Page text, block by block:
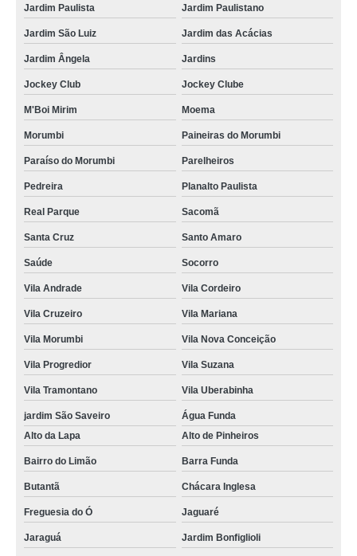
Jardim Paulista Jardim Paulistano
Jardim São Luiz Jardim das Acácias
Jardim Ângela Jardins
Jockey Club Jockey Clube
M'Boi Mirim Moema
Morumbi Paineiras do Morumbi
Paraíso do Morumbi Parelheiros
Pedreira Planalto Paulista
Real Parque Sacomã
Santa Cruz Santo Amaro
Saúde Socorro
Vila Andrade Vila Cordeiro
Vila Cruzeiro Vila Mariana
Vila Morumbi Vila Nova Conceição
Vila Progredior Vila Suzana
Vila Tramontano Vila Uberabinha
jardim São Saveiro
Água Funda
Alto da Lapa
Alto de Pinheiros
Bairro do Limão Barra Funda
Butantã Chácara Inglesa
Freguesia do Ó Jaguaré
Jaraguá Jardim Bonfiglioli